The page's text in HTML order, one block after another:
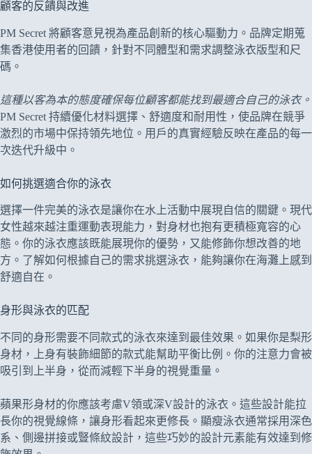
顧客的反饋與改進
PM Secret 將顧客意見視為產品創新的核心驅動力。品牌定期蒐
集香港使用者的回饋，針對不同體型和需求調整泳衣版型和尺
碼。
這種以客為本的態度確保每位顧客都能找到最適合自己的泳衣。
PM Secret 持續優化材料選擇、舒適度和耐用性，使品牌在競爭
激烈的市場中保持領先地位。用戶的真實經驗反映在產品的每一
次迭代升級中。
如何挑選適合你的泳衣
選擇一件完美的泳衣是讓你在水上活動中展現自信的關鍵。現代
女性越來越注重運動表現能力，對身材也抱有更積極寬容的心
態。你的泳衣應該既能展現你的優勢，又能修飾你想改善的地
方。了解如何根據自己的需求挑選泳衣，能夠讓你在海灘上感到
舒適自在。
身形與泳衣的匹配
不同的身形需要不同款式的泳衣來達到最佳效果。如果你是梨形
身材，上身有裝飾細節的款式能幫助平衡比例。你的注意力會被
吸引到上半身，從而減輕下半身的視覺重量。
蘋果形身材的你應該考慮V領或深V設計的泳衣。這些設計能拉
長你的視覺線條，讓身形看起來更修長。顯瘦泳衣通常採用深色
系、側邊拼接或豎條紋設計，這些巧妙的設計元素能有效達到修